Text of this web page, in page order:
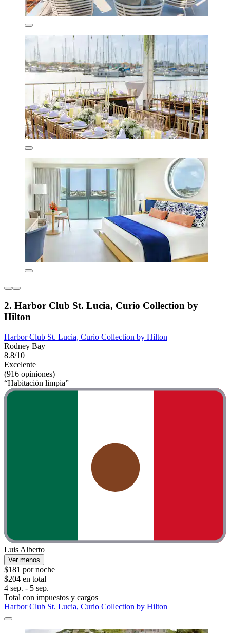
2. Harbor Club St. Lucia, Curio Collection by
Hilton
Harbor Club St. Lucia, Curio Collection by Hilton
Rodney Bay
8.8/10
Excelente
(916 opiniones)
“Habitación limpia”
Luis Alberto
Ver menos
$181 por noche
$204 en total
4 sep. - 5 sep.
Total con impuestos y cargos
Harbor Club St. Lucia, Curio Collection by Hilton